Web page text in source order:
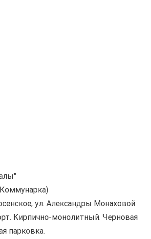
ул. Александры Монаховой
Кирпично-монолитный. Черновая
парковка.